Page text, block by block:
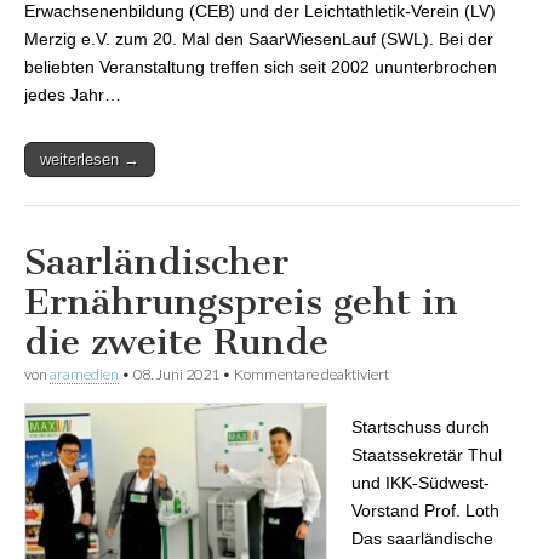
Erwachsenenbildung (CEB) und der Leichtathletik-Verein (LV)
Merzig e.V. zum 20. Mal den SaarWiesenLauf (SWL). Bei der
beliebten Veranstaltung treffen sich seit 2002 ununterbrochen
jedes Jahr…
weiterlesen →
Saarländischer
Ernährungspreis geht in
die zweite Runde
von aramedien • 08. Juni 2021 • Kommentare deaktiviert
Startschuss durch
Staatssekretär Thul
und IKK-Südwest-
Vorstand Prof. Loth
Das saarländische